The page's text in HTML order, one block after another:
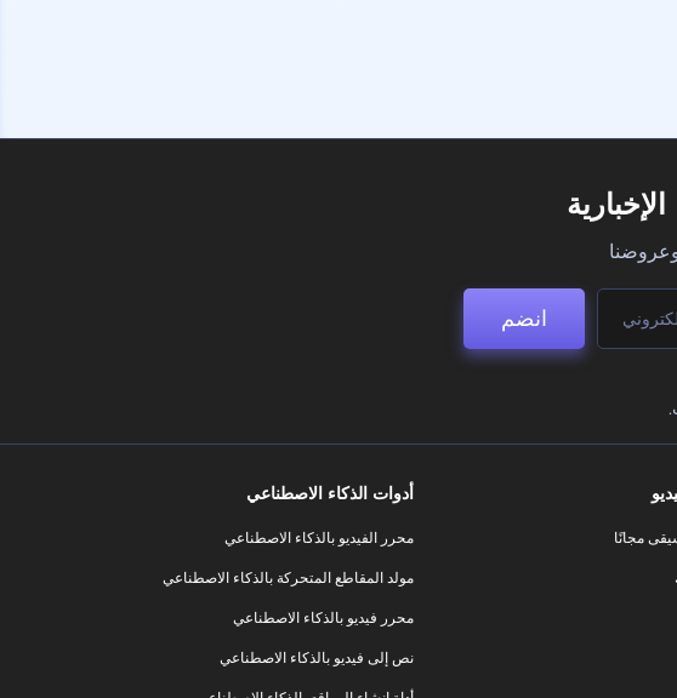
انضم
مجانًا
أدوات الذكاء الاصطناعي
محرر الفيديو بالذكاء الاصطناعي
مولد المقاطع المتحركة بالذكاء الاصطناعي
محرر فيديو بالذكاء الاصطناعي
نص إلى فيديو بالذكاء الاصطناعي